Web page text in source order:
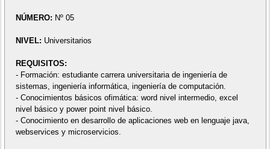
NÚMERO: Nº 05
NIVEL: Universitarios
REQUISITOS:
- Formación: estudiante carrera universitaria de ingeniería de
sistemas, ingeniería informática, ingeniería de computación.
- Conocimientos básicos ofimática: word nivel intermedio, excel
nivel básico y power point nivel básico.
- Conocimiento en desarrollo de aplicaciones web en lenguaje java,
webservices y microservicios.